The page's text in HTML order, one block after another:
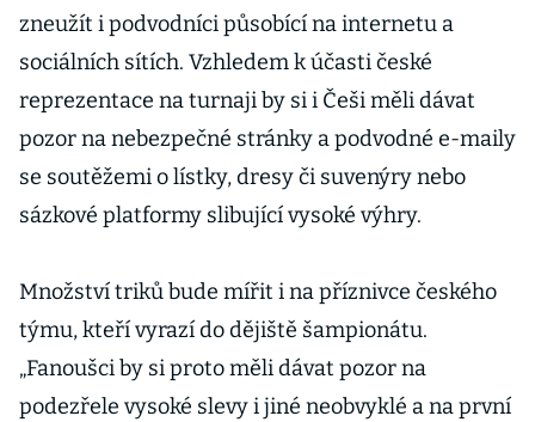
zneužít i podvodníci působící na internetu a
sociálních sítích. Vzhledem k účasti české
reprezentace na turnaji by si i Češi měli dávat
pozor na nebezpečné stránky a podvodné e-maily
se soutěžemi o lístky, dresy či suvenýry nebo
sázkové platformy slibující vysoké výhry.
Množství triků bude mířit i na příznivce českého
týmu, kteří vyrazí do dějiště šampionátu.
„Fanoušci by si proto měli dávat pozor na
podezřele vysoké slevy i jiné neobvyklé a na první